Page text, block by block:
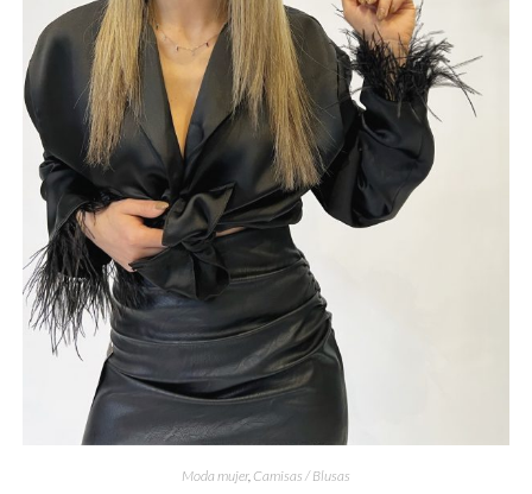
Moda mujer, Camisas / Blusas